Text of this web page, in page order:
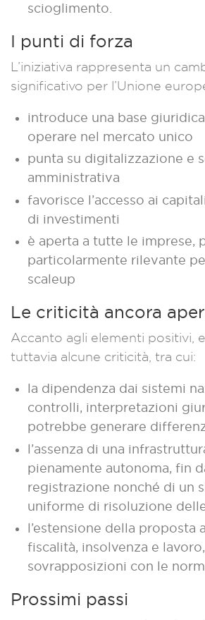
scioglimento.
I punti di forza
L’iniziativa rappresenta un
significativo per l’Unione
introduce una base
operare nel mercato unico
punta su digitalizzazione e
amministrativa
favorisce l’accesso ai
di investimenti
è aperta a tutte le imprese,
particolarmente rilevante
scaleup
Le criticità ancora
Accanto agli elementi positivi,
tuttavia alcune criticità, tra cui:
la dipendenza dai sistemi
controlli, interpretazioni
potrebbe generare
l’assenza di una
pienamente autonoma, fin
registrazione nonché di un
uniforme di risoluzione
l’estensione della proposta
fiscalità, insolvenza e
sovrapposizioni con le
Prossimi passi